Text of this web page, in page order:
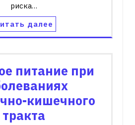
риска…
далее
питание при
кишечного
тракта